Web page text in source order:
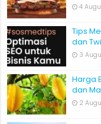
4
Tips
dan
3
Harga
dan
2